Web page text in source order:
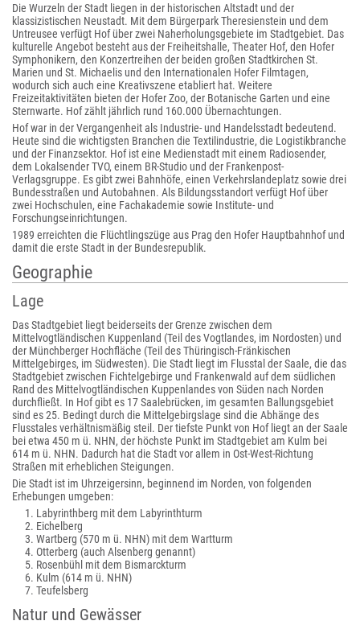
Die Wurzeln der Stadt liegen in der historischen Altstadt und der
klassizistischen Neustadt. Mit dem Bürgerpark Theresienstein und dem
Untreusee verfügt Hof über zwei Naherholungsgebiete im Stadtgebiet. Das
kulturelle Angebot besteht aus der Freiheitshalle, Theater Hof, den Hofer
Symphonikern, den Konzertreihen der beiden großen Stadtkirchen St.
Marien und St. Michaelis und den Internationalen Hofer Filmtagen,
wodurch sich auch eine Kreativszene etabliert hat. Weitere
Freizeitaktivitäten bieten der Hofer Zoo, der Botanische Garten und eine
Sternwarte. Hof zählt jährlich rund 160.000 Übernachtungen.
Hof war in der Vergangenheit als Industrie- und Handelsstadt bedeutend.
Heute sind die wichtigsten Branchen die Textilindustrie, die Logistikbranche
und der Finanzsektor. Hof ist eine Medienstadt mit einem Radiosender,
dem Lokalsender TVO, einem BR-Studio und der Frankenpost-
Verlagsgruppe. Es gibt zwei Bahnhöfe, einen Verkehrslandeplatz sowie drei
Bundesstraßen und Autobahnen. Als Bildungsstandort verfügt Hof über
zwei Hochschulen, eine Fachakademie sowie Institute- und
Forschungseinrichtungen.
1989 erreichten die Flüchtlingszüge aus Prag den Hofer Hauptbahnhof und
damit die erste Stadt in der Bundesrepublik.
Geographie
Lage
Das Stadtgebiet liegt beiderseits der Grenze zwischen dem
Mittelvogtländischen Kuppenland (Teil des Vogtlandes, im Nordosten) und
der Münchberger Hochfläche (Teil des Thüringisch-Fränkischen
Mittelgebirges, im Südwesten). Die Stadt liegt im Flusstal der Saale, die das
Stadtgebiet zwischen Fichtelgebirge und Frankenwald auf dem südlichen
Rand des Mittelvogtländischen Kuppenlandes von Süden nach Norden
durchfließt. In Hof gibt es 17 Saalebrücken, im gesamten Ballungsgebiet
sind es 25. Bedingt durch die Mittelgebirgslage sind die Abhänge des
Flusstales verhältnismäßig steil. Der tiefste Punkt von Hof liegt an der Saale
bei etwa 450 m ü. NHN, der höchste Punkt im Stadtgebiet am Kulm bei
614 m ü. NHN. Dadurch hat die Stadt vor allem in Ost-West-Richtung
Straßen mit erheblichen Steigungen.
Die Stadt ist im Uhrzeigersinn, beginnend im Norden, von folgenden
Erhebungen umgeben:
Labyrinthberg mit dem Labyrinthturm
Eichelberg
Wartberg (570 m ü. NHN) mit dem Wartturm
Otterberg (auch Alsenberg genannt)
Rosenbühl mit dem Bismarckturm
Kulm (614 m ü. NHN)
Teufelsberg
Natur und Gewässer